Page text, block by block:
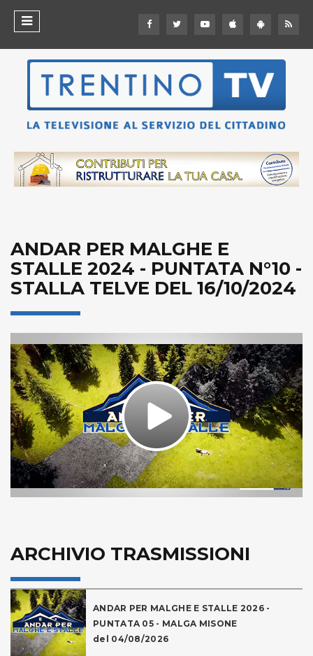
ANDAR PER MALGHE E
STALLE 2024 - PUNTATA N°10 -
STALLA TELVE DEL 16/10/2024
Play
Video
ARCHIVIO TRASMISSIONI
ANDAR PER MALGHE E STALLE 2026 -
PUNTATA 05 - MALGA MISONE
del 04/08/2026